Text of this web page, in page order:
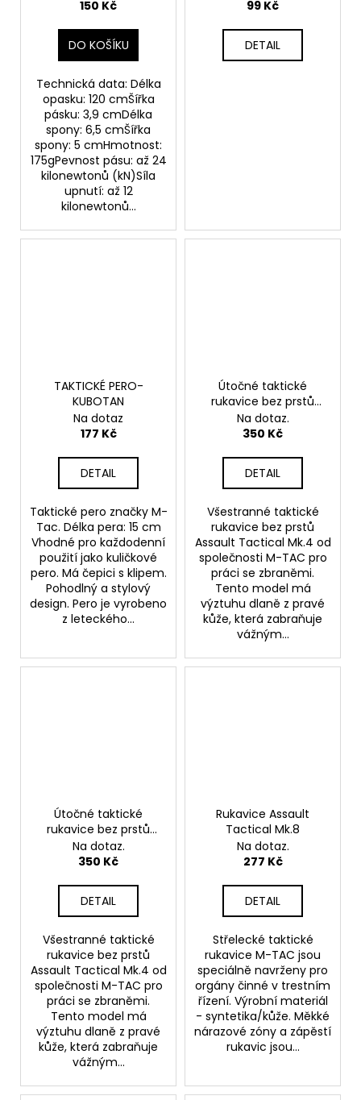
150 Kč
DO KOŠÍKU
Technická data: Délka
opasku: 120 cmŠířka
pásku: 3,9 cmDélka
spony: 6,5 cmŠířka
spony: 5 cmHmotnost:
175gPevnost pásu: až 24
kilonewtonů (kN)Síla
upnutí: až 12
kilonewtonů...
99 Kč
DETAIL
TAKTICKÉ PERO-
KUBOTAN
Na dotaz
177 Kč
DETAIL
Taktické pero značky M-
Tac. Délka pera: 15 cm
Vhodné pro každodenní
použití jako kuličkové
pero. Má čepici s klipem.
Pohodlný a stylový
design. Pero je vyrobeno
z leteckého...
Útočné taktické
rukavice bez prstů
Mk.4
Na dotaz.
350 Kč
DETAIL
Všestranné taktické
rukavice bez prstů
Assault Tactical Mk.4 od
společnosti M-TAC pro
práci se zbraněmi.
Tento model má
výztuhu dlaně z pravé
kůže, která zabraňuje
vážným...
Útočné taktické
rukavice bez prstů
Mk.4
Na dotaz.
350 Kč
DETAIL
Všestranné taktické
rukavice bez prstů
Assault Tactical Mk.4 od
společnosti M-TAC pro
práci se zbraněmi.
Tento model má
výztuhu dlaně z pravé
kůže, která zabraňuje
vážným...
Rukavice Assault
Tactical Mk.8
Na dotaz.
277 Kč
DETAIL
Střelecké taktické
rukavice M-TAC jsou
speciálně navrženy pro
orgány činné v trestním
řízení. Výrobní materiál
- syntetika/kůže. Měkké
nárazové zóny a zápěstí
rukavic jsou...